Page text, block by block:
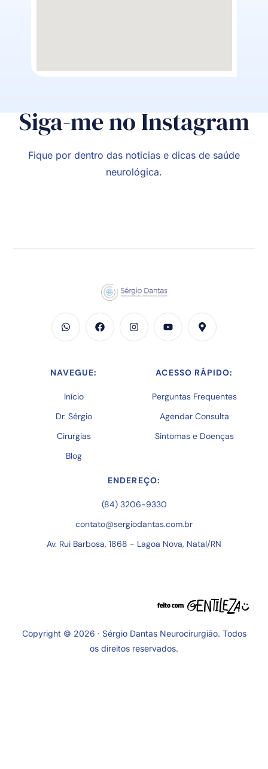
Siga-me no Instagram
Fique por dentro das noticias e dicas de saúde
neurológica.
NAVEGUE:
Início
Dr. Sérgio
Cirurgias
Blog
ACESSO RÁPIDO:
Perguntas Frequentes
Agendar Consulta
Sintomas e Doenças
ENDEREÇO:
(84) 3206-9330
contato@sergiodantas.com.br
Av. Rui Barbosa, 1868 - Lagoa Nova, Natal/RN
Copyright © 2026 · Sérgio Dantas Neurocirurgião. Todos
os direitos reservados.